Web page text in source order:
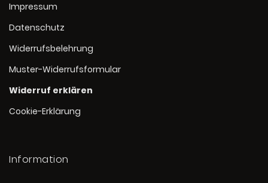
Impressum
Datenschutz
Widerrufsbelehrung
Muster-Widerrufsformular
Widerruf erklären
Cookie-Erklärung
Information